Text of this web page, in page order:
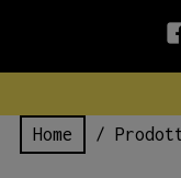
Home /